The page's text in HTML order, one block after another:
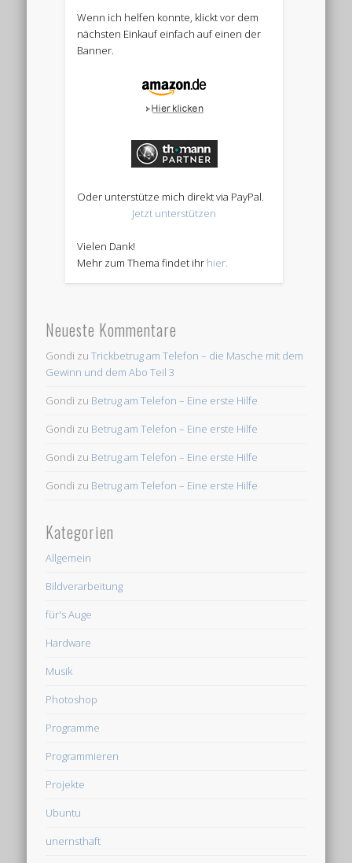
Wenn ich helfen konnte, klickt vor dem
nächsten Einkauf einfach auf einen der
Banner.
Oder unterstütze mich direkt via PayPal.
Jetzt unterstützen
Vielen Dank!
Mehr zum Thema findet ihr hier.
Neueste Kommentare
Gondi zuTrickbetrug am Telefon – die Masche mit dem
Gewinn und dem Abo Teil 3
Gondi zu Betrug am Telefon – Eine erste Hilfe
Gondi zu Betrug am Telefon – Eine erste Hilfe
Gondi zu Betrug am Telefon – Eine erste Hilfe
Gondi zu Betrug am Telefon – Eine erste Hilfe
Kategorien
Allgemein
Bildverarbeitung
für's Auge
Hardware
Musik
Photoshop
Programme
Programmieren
Projekte
Ubuntu
unernsthaft